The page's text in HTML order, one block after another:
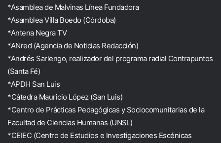
*Asamblea de Malvinas Línea Fundadora
*Asamblea Villa Boedo (Córdoba)
*Antena Negra TV
*ANred (Agencia de Noticias Redacción)
*Andrés Sarlengo, realizador del programa radial Contrapuntos
(Santa Fé)
*APDH San Luis
*Cátedra Mauricio López (San Luis)
*Centro de Prácticas Pedagógicas y Sociocomunitarias de la
Facultad de Ciencias Humanas (UNSL)
*CEIEC (Centro de Estudios e Investigaciones Escénicas